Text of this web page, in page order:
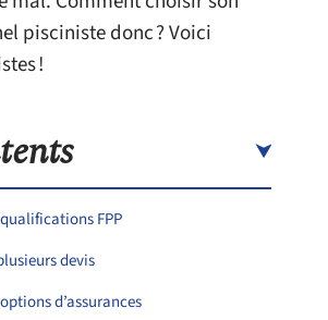
pisciniste donc ? Voici
!
FPP
devis
d’assurances